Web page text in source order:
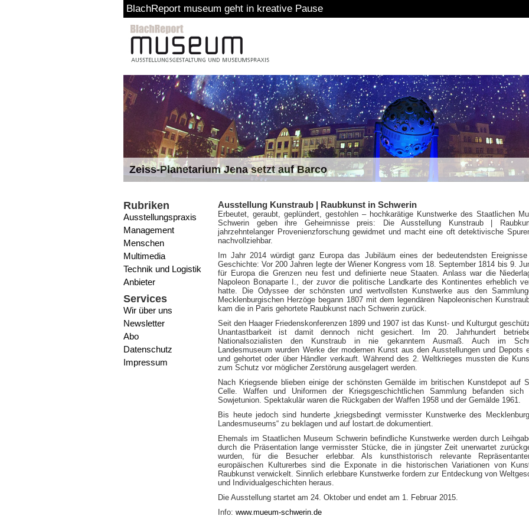
BlachReport museum geht in kreative Pause
Zeiss-Planetarium Jena setzt auf Barco
Rubriken
Ausstellungspraxis
Management
Menschen
Multimedia
Technik und Logistik
Anbieter
Services
Wir über uns
Newsletter
Abo
Datenschutz
Impressum
Ausstellung Kunstraub | Raubkunst in Schwerin
Erbeutet, geraubt, geplündert, gestohlen – hochkarätige Kunstwerke des Staatlichen
Schwerin geben ihre Geheimnisse preis: Die Ausstellung Kunstraub |
jahrzehntelanger Provenienzforschung gewidmet und macht eine oft detektivische
nachvollziehbar.
Im Jahr 2014 würdigt ganz Europa das Jubiläum eines der bedeutendsten
Geschichte: Vor 200 Jahren legte der Wiener Kongress vom 18. September 1814 bis 9.
für Europa die Grenzen neu fest und definierte neue Staaten. Anlass war die
Napoleon Bonaparte I., der zuvor die politische Landkarte des Kontinentes erheblich
hatte. Die Odyssee der schönsten und wertvollsten Kunstwerke aus den
Mecklenburgischen Herzöge begann 1807 mit dem legendären Napoleonischen
kam die in Paris gehortete Raubkunst nach Schwerin zurück.
Seit den Haager Friedenskonferenzen 1899 und 1907 ist das Kunst- und Kulturgut
Unantastbarkeit ist damit dennoch nicht gesichert. Im 20. Jahrhundert
Nationalsozialisten den Kunstraub in nie gekanntem Ausmaß. Auch im
Landesmuseum wurden Werke der modernen Kunst aus den Ausstellungen und Depots
und gehortet oder über Händler verkauft. Während des 2. Weltkrieges mussten die
zum Schutz vor möglicher Zerstörung ausgelagert werden.
Nach Kriegsende blieben einige der schönsten Gemälde im britischen Kunstdepot auf
Celle. Waffen und Uniformen der Kriegsgeschichtlichen Sammlung befanden
Sowjetunion. Spektakulär waren die Rückgaben der Waffen 1958 und der Gemälde 1961.
Bis heute jedoch sind hunderte „kriegsbedingt vermisster Kunstwerke des
Landesmuseums“ zu beklagen und auf lostart.de dokumentiert.
Ehemals im Staatlichen Museum Schwerin befindliche Kunstwerke werden durch
durch die Präsentation lange vermisster Stücke, die in jüngster Zeit unerwartet
wurden, für die Besucher erlebbar. Als kunsthistorisch relevante
europäischen Kulturerbes sind die Exponate in die historischen Variationen von
Raubkunst verwickelt. Sinnlich erlebbare Kunstwerke fordern zur Entdeckung von
und Individualgeschichten heraus.
Die Ausstellung startet am 24. Oktober und endet am 1. Februar 2015.
Info: www.mueum-schwerin.de